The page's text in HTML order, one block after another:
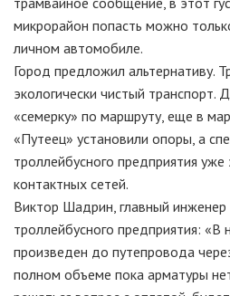
микрорайон попасть можно
личном автомобиле.
Город предложил альтернативу.
экологически чистый транспорт.
«семерку» по маршруту, еще в
«Путеец» установили опоры, а
троллейбусного предприятия
контактных сетей.
Виктор Шадрин, главный
троллейбусного предприятия:
произведен до путепровода
полном объеме пока арматуры